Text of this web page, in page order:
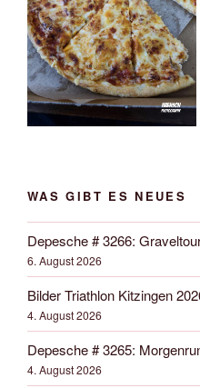
WAS GIBT ES NEUES
Depesche # 3266:
6. August 2026
Bilder Triathlon Kitzingen
4. August 2026
Depesche # 3265:
4. August 2026